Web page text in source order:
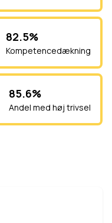
82.5%
Kompetencedækning
85.6%
Andel med høj trivsel